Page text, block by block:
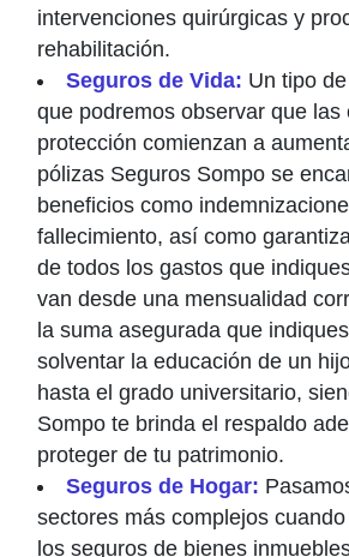
intervenciones quirúrgicas y
rehabilitación.
Seguros de Vida: Un tipo
que podremos observar que las
protección comienzan a
pólizas Seguros Sompo se
beneficios como
fallecimiento, así como
de todos los gastos que
van desde una mensualidad
la suma asegurada que
solventar la educación de un
hasta el grado universitario,
Sompo te brinda el respaldo
proteger de tu patrimonio.
Seguros de Hogar:
sectores más complejos
los seguros de bienes